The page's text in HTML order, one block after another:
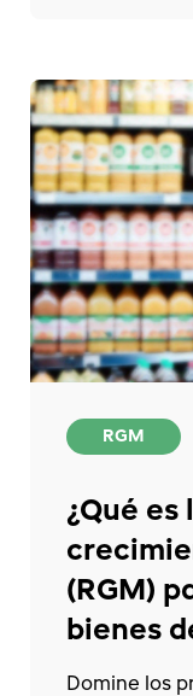
RGM
¿Qué es
(RGM)
bienes
Domine los